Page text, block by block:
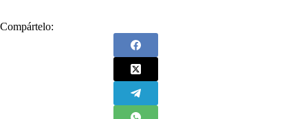
Compártelo: